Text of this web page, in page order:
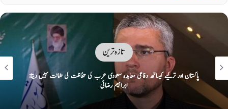
تازہ ترین
ایک پر حملہ سب پر حملہ تصور: مکہ کی سرزمین پر پاک، ترک سعودی دفاعی معاہدہ
طے